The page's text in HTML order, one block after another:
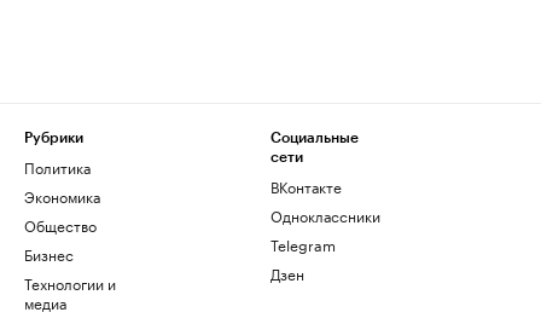
Рубрики
Политика
Экономика
Общество
Бизнес
Технологии и
медиа
Социальные
сети
ВКонтакте
Одноклассники
Telegram
Дзен